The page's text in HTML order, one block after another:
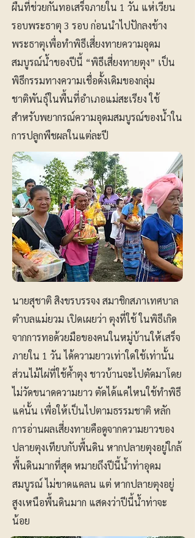
ผืนที่ช่วยกันทอเสร็จภายใน 1 วัน แห่เวียน
รอบพระธาตุ 3 รอบ ก่อนนำไปปักลงข้าง
พระธาตุเพื่อทำพิธีเสี่ยงทายความอุดม
สมบูรณ์น้ำของปีนี้ “พิธีเสี่ยงทายตุง” เป็น
พิธีกรรมทางความเชื่อดั้งเดิมของกลุ่ม
ชาติพันธุ์ในพื้นที่อำเภอแม่สะเรียง ใช้
สำหรับพยากรณ์ความอุดมสมบูรณ์ของน้ำใน
การปลูกพืชผลในแต่ละปี
นายสุชาติ สิงขรบรรจง สมาชิกสภาเทศบาล
ตำบลแม่ยวม เปิดเผยว่า ตุงที่ใช้ ในพิธีเกิด
จากการทอด้วยมือของคนในหมู่บ้านให้เสร็จ
ภายใน 1 วัน ได้ความยาวเท่าใดใช้เท่านั้น
ส่วนไม้ไผ่ที่ใช้ค้ำตุง ชาวบ้านจะไปตัดมาโดย
ไม่วัดขนาดความยาว ตัดได้แค่ไหนใช้ทำพิธี
แค่นั้น เพื่อให้เป็นไปตามธรรมชาติ หลัก
การอ่านผลเสี่ยงทายคือดูจากความยาวของ
ปลายตุงเทียบกับพื้นดิน หากปลายตุงอยู่ใกล้
พื้นดินมากที่สุด หมายถึงปีนี้น้ำท่าอุดม
สมบูรณ์ ไม่ขาดแคลน แต่ หากปลายตุงอยู่
สูงเหนือพื้นดินมาก แสดงว่าปีนี้น้ำท่าจะ
น้อย